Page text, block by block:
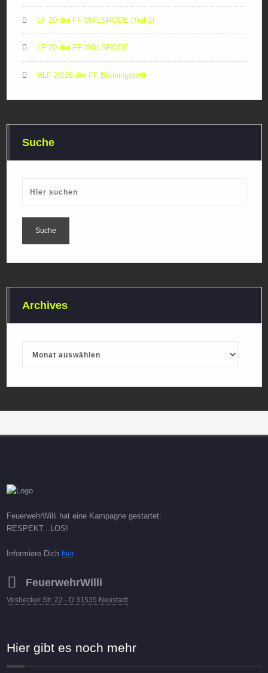
LF 20 der FF WALSRODE (Teil 2)
LF 20 der FF WALSRODE
HLF 20/16 der FF Bönningstedt
Suche
Archives
FeuerwehrWilli hat eine Kampagne gestartet:
RESPEKT...LOS!
Informiere Dich hier
FeuerwehrWilli
Vesbecker Str. 22 - D 31535 Neustadt
Hier gibt es noch mehr